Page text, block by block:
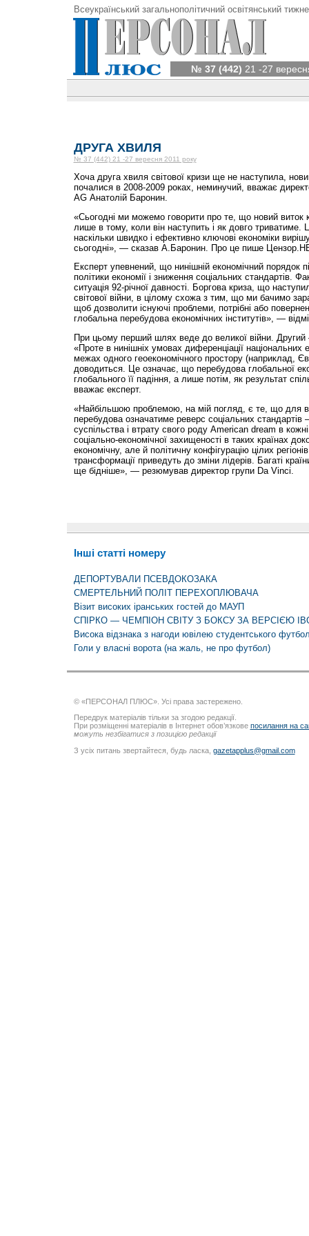
Всеукраїнський загальнополітичний освітянський
№ 37 (442) 21 -27
ДРУГА ХВИЛЯ
№ 37 (442) 21 -27 вересня 2011 року
Хоча друга хвиля світової кризи ще не наступила,
почалися в 2008-2009 роках, неминучий, вважає
AG Анатолій Баронин.
«Сьогодні ми можемо говорити про те, що новий виток
лише в тому, коли він наступить і як довго триватиме.
наскільки швидко і ефективно ключові економіки
сьогодні», — сказав А.Баронин. Про це пише
Експерт упевнений, що нинішній економічний порядок
політики економії і зниження соціальних стандартів.
ситуація 92-річної давності. Боргова криза, що
світової війни, в цілому схожа з тим, що ми бачимо
щоб дозволити існуючі проблеми, потрібні або
глобальна перебудова економічних інститутів», —
При цьому перший шлях веде до великої війни. Другий
«Проте в нинішніх умовах диференціації національних
межах одного геоекономічного простору (наприклад,
доводиться. Це означає, що перебудова глобальної
глобального її падіння, а лише потім, як результат
вважає експерт.
«Найбільшою проблемою, на мій погляд, є те, що для
перебудова означатиме реверс соціальних стандартів
суспільства і втрату свого роду American dream в
соціально-економічної захищеності в таких країнах
економічну, але й політичну конфігурацію цілих
трансформації приведуть до зміни лідерів. Багаті
ще бідніше», — резюмував директор групи Da Vinci.
Інші статті номеру
ДЕПОРТУВАЛИ ПСЕВДОКОЗАКА
СМЕРТЕЛЬНИЙ ПОЛІТ ПЕРЕХОПЛЮВАЧА
Візит високих іранських гостей до МАУП
СПІРКО — ЧЕМПІОН СВІТУ З БОКСУ ЗА ВЕРСІЄЮ
Висока відзнака з нагоди ювілею студентського
Голи у власні ворота (на жаль, не про футбол)
© «ПЕРСОНАЛ ПЛЮС». Усі права застережено.
Передрук матеріалів тільки за згодою редакції.
При розміщенні матеріалів в Інтернет обов’язкове посилання на
можуть незбігатися з позицією редакції
З усіх питань звертайтеся, будь ласка, gazetapplus@gmail.com